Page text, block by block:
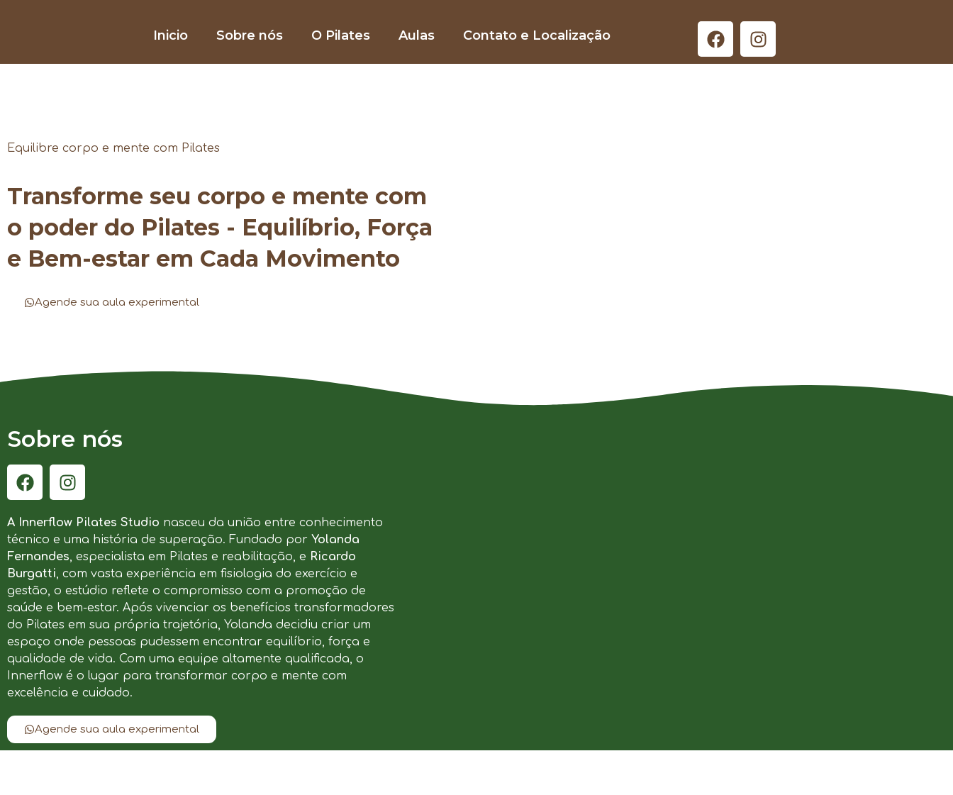
Inicio Sobre nós O Pilates Aulas Contato e Localização
Equilibre corpo e mente com Pilates
Transforme seu corpo e mente com
o poder do Pilates - Equilíbrio, Força
e Bem-estar em Cada Movimento
Agende sua aula experimental
Sobre nós
A Innerflow Pilates Studio nasceu da união entre conhecimento
técnico e uma história de superação. Fundado por Yolanda
Fernandes, especialista em Pilates e reabilitação, e Ricardo
Burgatti, com vasta experiência em fisiologia do exercício e
gestão, o estúdio reflete o compromisso com a promoção de
saúde e bem-estar. Após vivenciar os benefícios transformadores
do Pilates em sua própria trajetória, Yolanda decidiu criar um
espaço onde pessoas pudessem encontrar equilíbrio, força e
qualidade de vida. Com uma equipe altamente qualificada, o
Innerflow é o lugar para transformar corpo e mente com
excelência e cuidado.
Agende sua aula experimental